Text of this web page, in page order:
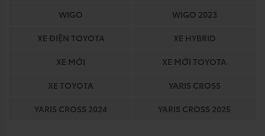
WIGO
WIGO 2023
XE ĐIỆN TOYOTA
XE HYBRID
XE MỚI
XE MỚI TOYOTA
XE TOYOTA
YARIS CROSS
YARIS CROSS 2024
YARIS CROSS 2025